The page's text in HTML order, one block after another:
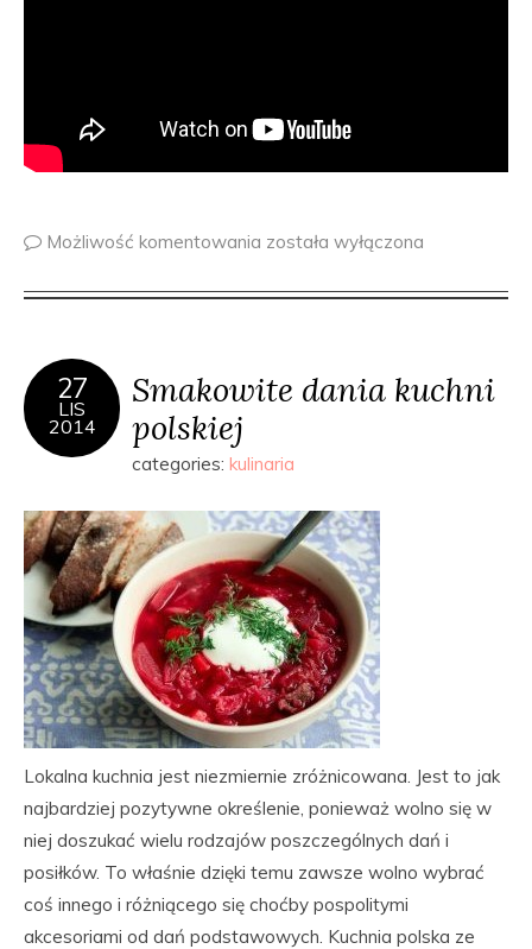
Możliwość komentowania została wyłączona
27
LIS
2014
Smakowite dania kuchni
polskiej
categories: kulinaria
Lokalna kuchnia jest niezmiernie zróżnicowana. Jest to jak
najbardziej pozytywne określenie, ponieważ wolno się w
niej doszukać wielu rodzajów poszczególnych dań i
posiłków. To właśnie dzięki temu zawsze wolno wybrać
coś innego i różniącego się choćby pospolitymi
akcesoriami od dań podstawowych. Kuchnia polska ze